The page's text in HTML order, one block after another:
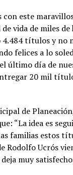
con este
vida de miles de
4.484 títulos y no
felices a lo
último día de
20 mil
de
“La idea es
familias estos
Rodolfo Ucrós
muy